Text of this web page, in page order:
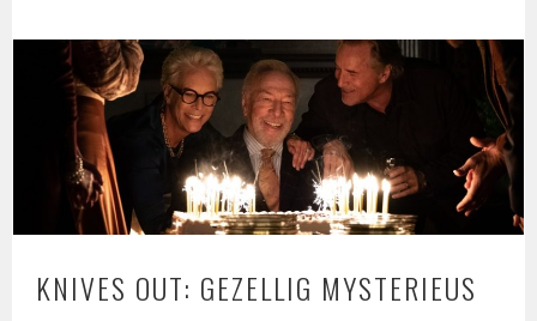
KNIVES OUT: GEZELLIG MYSTERIEUS